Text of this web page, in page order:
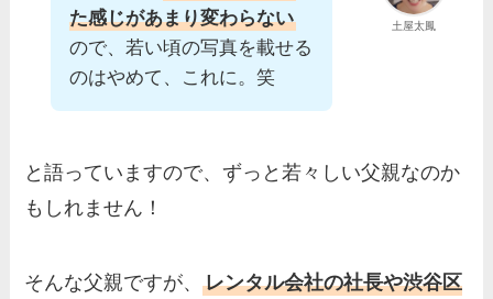
土屋太鳳
た感じがあまり変わらない
ので、若い頃の写真を載せる
のはやめて、これに。笑
と語っていますので、ずっと若々しい父親なのか
もしれません！
そんな父親ですが、レンタル会社の社長や渋谷区